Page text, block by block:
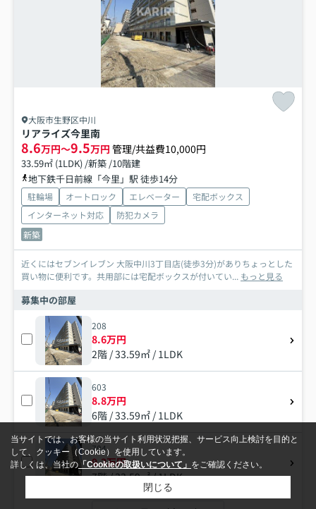
大阪市生野区中川
リアライズ今里南
8.6万円～9.5万円 管理/共益費10,000円
33.59㎡ (1LDK) /新築 /10階建
地下鉄千日前線「今里」駅 徒歩14分
駐輪場 オートロック エレベーター
宅配ボックス
インターネット対応
防犯カメラ
新築
近くにはセブンイレブン 大阪中川3丁目店(徒歩3分)がありちょっとした
買い物に便利です。共用部には宅配ボックスが付いてい... もっと見る
募集中の部屋
208
8.6万円
2階 / 33.59㎡ / 1LDK
603
8.8万円
6階 / 33.59㎡ / 1LDK
704
9.3万円
7階 / 33.59㎡ / 1LDK
当サイトでは、お客様の当サイト利用状況把握、サービス向上検討を目的と
して、クッキー（Cookie）を使用しています。
詳しくは、当社の 「Cookieの取扱いについて」 をご確認ください。
閉じる